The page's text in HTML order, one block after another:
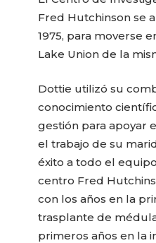
Fred Hutchinson se
1975, para moverse
Lake Union de la
Dottie utilizó su
conocimiento
gestión para apoyar
el trabajo de su
éxito a todo el
centro Fred
con los años en la
trasplante de
primeros años en la